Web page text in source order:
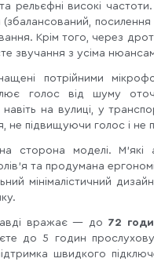
рельєфні високі
посилення
Крім того, через
звучання з усіма
потрійними
голос від шуму
на вулиці, у
не підвищуючи голос і
моделі. М’які
та продумана
мінімалістичний
вражає — до 72
до 5 годин
швидкого